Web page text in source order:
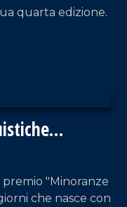
quarta edizione.
"Minoranze
che nasce con